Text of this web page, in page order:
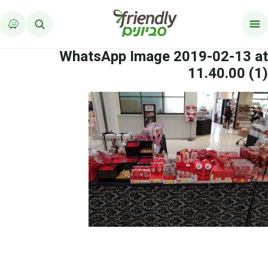
WhatsApp Image 2019-02-13 at
11.40.00 (1)